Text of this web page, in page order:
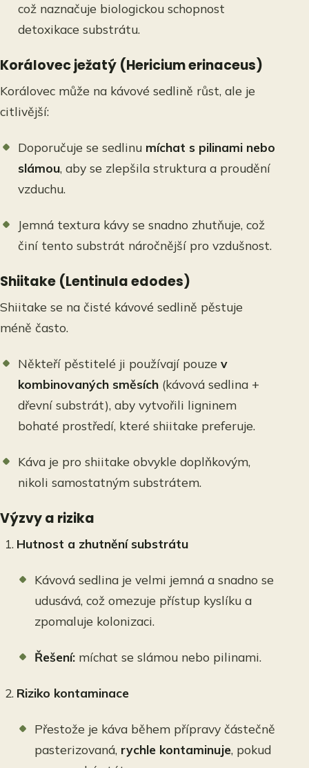
což naznačuje biologickou schopnost
detoxikace substrátu.
Korálovec ježatý (Hericium erinaceus)
Korálovec může na kávové sedlině růst, ale je
citlivější:
Doporučuje se sedlinu míchat s pilinami nebo
slámou, aby se zlepšila struktura a proudění
vzduchu.
Jemná textura kávy se snadno zhutňuje, což
činí tento substrát náročnější pro vzdušnost.
Shiitake (Lentinula edodes)
Shiitake se na čisté kávové sedlině pěstuje
méně často.
Někteří pěstitelé ji používají pouze v
kombinovaných směsích (kávová sedlina +
dřevní substrát), aby vytvořili ligninem
bohaté prostředí, které shiitake preferuje.
Káva je pro shiitake obvykle doplňkovým,
nikoli samostatným substrátem.
Výzvy a rizika
Hutnost a zhutnění substrátu
Kávová sedlina je velmi jemná a snadno se
udusává, což omezuje přístup kyslíku a
zpomaluje kolonizaci.
Řešení: míchat se slámou nebo pilinami.
Riziko kontaminace
Přestože je káva během přípravy částečně
pasterizovaná, rychle kontaminuje, pokud